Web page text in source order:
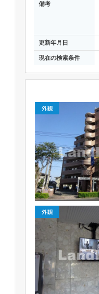
備考
更新年月日
現在の検索条件
外観
外観